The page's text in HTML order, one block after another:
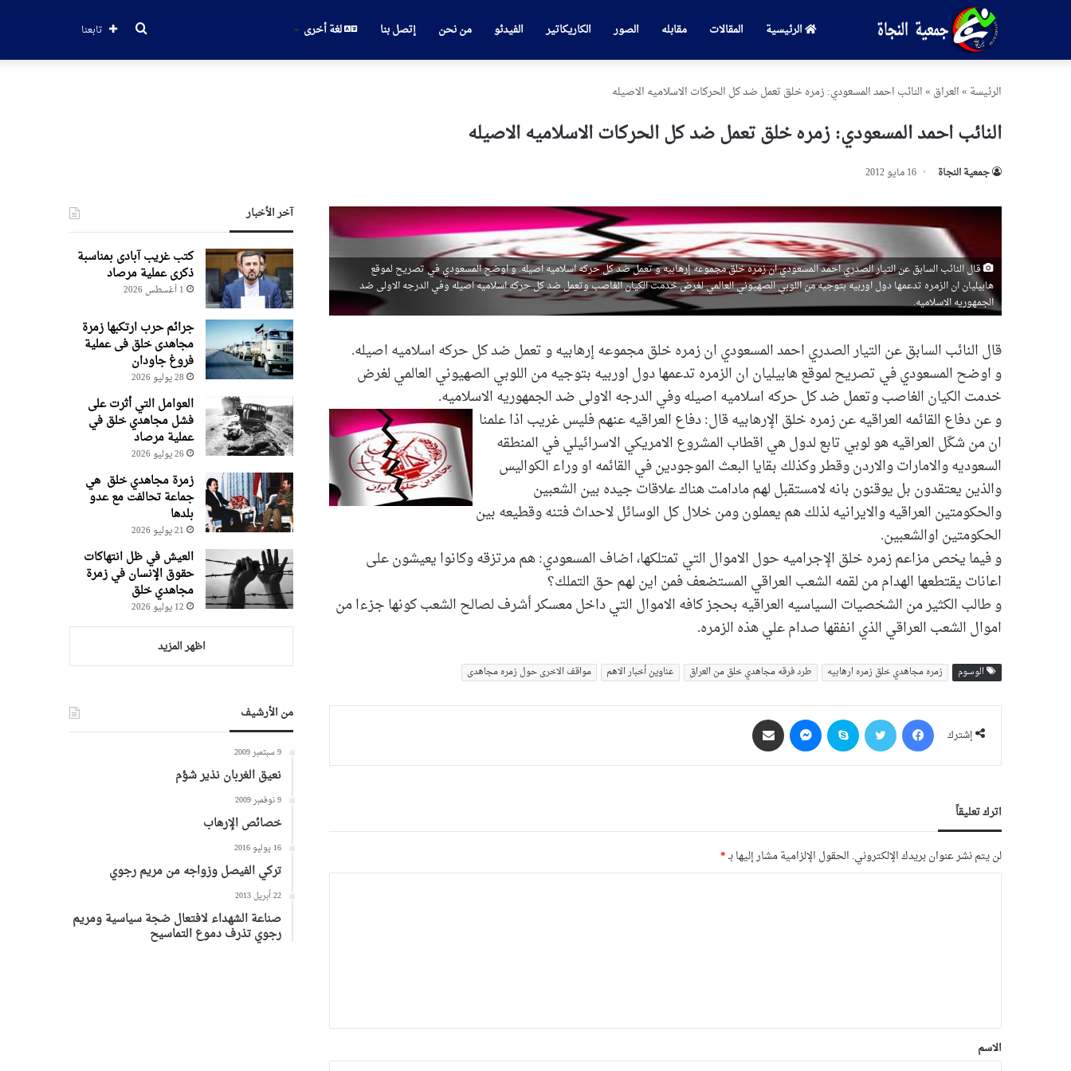
الرئيسية المقالات مقابله الصور الكاريكاتير الفيدئو من نحن إتصل بنا لغة أخرى تابعنا بحث
الرئیسة »العراق »النائب احمد المسعودي: زمره خلق تعمل ضد كل الحركات الاسلاميه الاصيله
النائب احمد المسعودي: زمره خلق تعمل ضد كل الحركات الاسلاميه الاصيله
جمعیة النجاة 16 مايو 2012
قال النائب السابق عن التيار الصدري احمد المسعودي ان زمره خلق مجموعه إرهابيه و تعمل ضد كل حركه اسلاميه اصيله. و اوضح المسعودي في تصريح لموقع
هابيليان ان الزمره تدعمها دول اوربيه بتوجيه من اللوبي الصهيوني العالمي لغرض خدمت الكيان الغاصب وتعمل ضد كل حركه اسلاميه اصيله وفي الدرجه الاولى ضد
الجمهوريه الاسلاميه.
قال النائب السابق عن التيار الصدري احمد المسعودي ان زمره خلق مجموعه إرهابيه و تعمل ضد كل حركه اسلاميه اصيله.
و اوضح المسعودي في تصريح لموقع هابيليان ان الزمره تدعمها دول اوربيه بتوجيه من اللوبي الصهيوني العالمي لغرض
خدمت الكيان الغاصب وتعمل ضد كل حركه اسلاميه اصيله وفي الدرجه الاولى ضد الجمهوريه الاسلاميه.
و عن دفاع القائمه العراقيه عن زمره خلق الإرهابيه قال: دفاع العراقيه عنهم فليس غريب اذا علمنا
ان من شكّل العراقيه هو لوبي تابع لدول هي اقطاب المشروع الامريكي الاسرائيلي في المنطقه
السعوديه والامارات والاردن وقطر وكذلك بقايا البعث الموجودين في القائمه او وراء الكواليس
والذين يعتقدون بل يوقنون بانه لامستقبل لهم مادامت هناك علاقات جيده بين الشعبين
والحكومتين العراقيه والايرانيه لذلك هم يعملون ومن خلال كل الوسائل لاحداث فتنه وقطيعه بين
الحكومتين اوالشعبين.
و فيما يخص مزاعم زمره خلق الإجراميه حول الاموال التي تمتلكها، اضاف المسعودي: هم مرتزقه وكانوا يعيشون على
اعانات يقتطعها الهدام من لقمه الشعب العراقي المستضعف فمن اين لهم حق التملك؟
و طالب الكثير من الشخصيات السياسيه العراقيه بحجز كافه الاموال التي داخل معسكر أشرف لصالح الشعب كونها جزءا من
اموال الشعب العراقي الذي انفقها صدام علي هذه الزمره.
الوسوم زمره مجاهدي خلق زمره ارهابیه طرد فرقه مجاهدي خلق من العراق عناوین أخبار الاهم مواقف الاخری حول زمره مجاهدی
إشترك
فيسبوك سكايب ماسنجر
اترك تعليقاً
لن يتم نشر عنوان بريدك الإلكتروني. الحقول الإلزامية مشار إليها بـ*
الاسم
آخر الأخبار
کتب غریب آبادی بمناسبة
ذکری عملیة مرصاد
1 أغسطس 2026
جرائم حرب ارتکبها زمرة
مجاهدی خلق فی عملیة
فروغ جاودان
28 يوليو 2026
العوامل التي أثرت على
فشل مجاهدي خلق في
عملية مرصاد
26 يوليو 2026
زمرة مجاهدي خلق هي
جماعة تحالفت مع عدو
بلدها
21 يوليو 2026
العيش في ظل انتهاكات
حقوق الإنسان في زمرة
مجاهدي خلق
12 يوليو 2026
اظهر المزيد
من الأرشيف
9 سبتمبر 2009
نعيق الغربان نذير شؤم
9 نوفمبر 2009
خصائص الإرهاب
16 يوليو 2016
تركي الفيصل وزواجه من مريم رجوي
22 أبريل 2013
صناعة الشهداء لافتعال ضجة سياسية ومريم
رجوي تذرف دموع التماسيح